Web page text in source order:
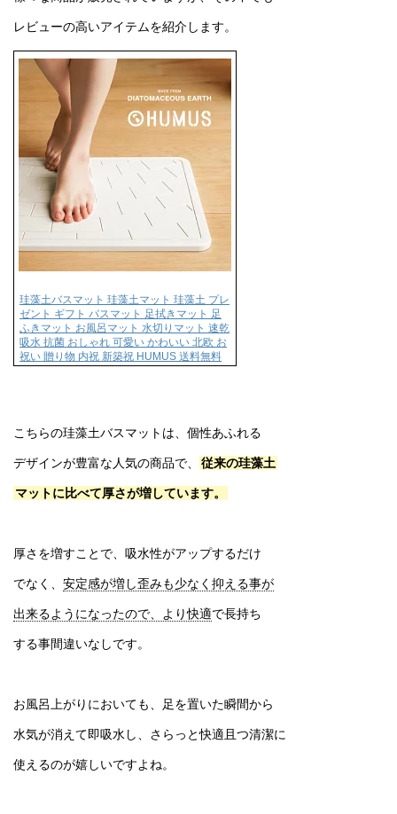
レビューの高いアイテムを紹介します。
珪藻土バスマット 珪藻土マット 珪藻土 プレ
ゼント ギフト バスマット 足拭きマット 足
ふきマット お風呂マット 水切りマット 速乾
吸水 抗菌 おしゃれ 可愛い かわいい 北欧 お
祝い 贈り物 内祝 新築祝 HUMUS 送料無料
こちらの珪藻土バスマットは、個性あふれる
デザインが豊富な人気の商品で、 従来の珪藻土
マットに比べて厚さが増しています。
厚さを増すことで、吸水性がアップするだけ
でなく、 安定感が増し歪みも少なく抑える事が
出来るようになったので、より快適で長持ち
する事間違いなしです。
お風呂上がりにおいても、足を置いた瞬間から
水気が消えて即吸水し、さらっと快適且つ清潔に
使えるのが嬉しいですよね。